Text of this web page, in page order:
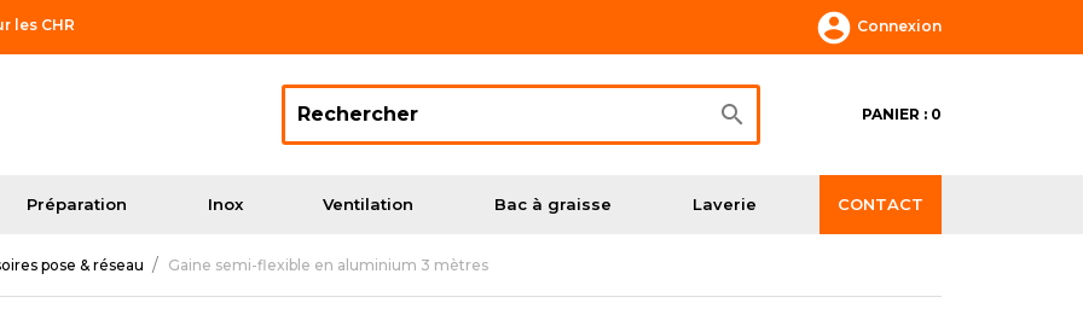
les CHR  Connexion
 PANIER : 0
Préparation Inox Ventilation Bac à graisse Laverie CONTACT
pose & réseau Gaine semi-flexible en aluminium 3 mètres